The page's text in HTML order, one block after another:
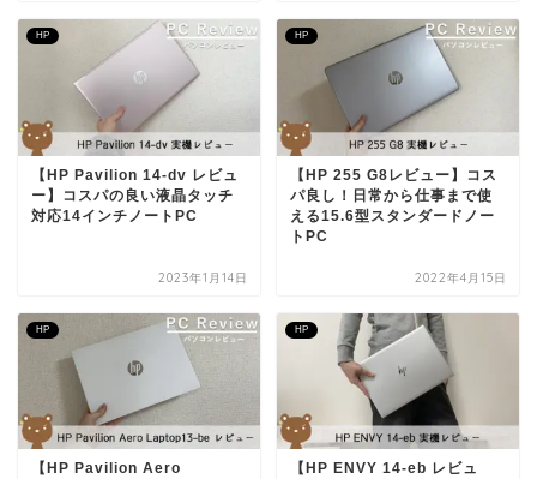
HP
【HP Pavilion 14-dv レビュ
ー】コスパの良い液晶タッチ
対応14インチノートPC
2023年1月14日
HP
【HP 255 G8レビュー】コス
パ良し！日常から仕事まで使
える15.6型スタンダードノー
トPC
2022年4月15日
HP
【HP Pavilion Aero
HP
【HP ENVY 14-eb レビュ